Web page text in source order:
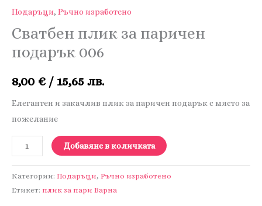
Подаръци, Ръчно изработено
Сватбен плик за паричен
подарък 006
8,00 € / 15,65 лв.
Елегантен и закачлив плик за паричен подарък с място за
пожелание
количество
за
Сватбен
плик
Добавяне в количката
Категории: Подаръци, Ръчно изработено
Етикет: плик за пари Варна